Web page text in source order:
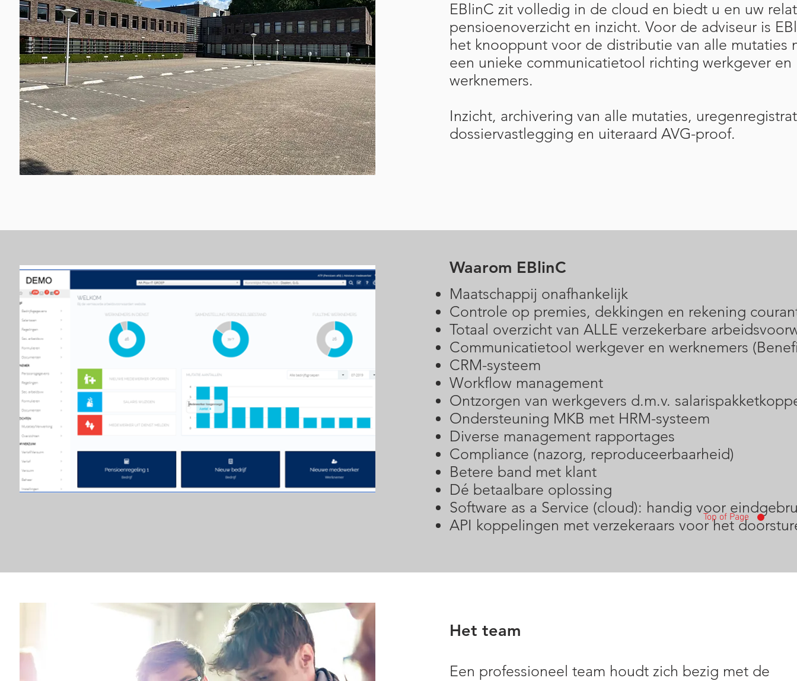
Top of Page
EBlinC zit volledig in de cloud en biedt u en uw
pensioenoverzicht en inzicht. Voor de adviseur is
het knooppunt voor de distributie van alle mutaties
een unieke communicatietool richting werkgever en
werknemers.
Inzicht, archivering van alle mutaties,
dossiervastlegging en uiteraard AVG-proof.
Waarom EBlinC
Maatschappij onafhankelijk
Controle op premies, dekkingen en rekening
Totaal overzicht van ALLE verzekerbare
Communicatietool werkgever en werknemers
CRM-systeem
Workflow management
Ontzorgen van werkgevers d.m.v.
Ondersteuning MKB met HRM-systeem
Diverse management rapportages
Compliance (nazorg, reproduceerbaarheid)
Betere band met klant
Dé betaalbare oplossing
Software as a Service (cloud): handig voor
API koppelingen met verzekeraars voor het
Word lid! Het team
Een professioneel team houdt zich bezig met de